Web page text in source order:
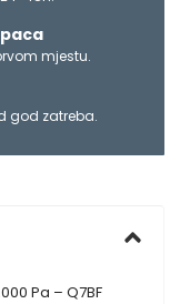
mjestu.
god zatreba.
Pa – Q7BF